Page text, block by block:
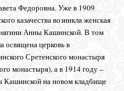
Федоровна. Уже в 1909
казачества возникла женская
Анны Кашинской. В том
освящена церковь в
Сретенского монастыря
монастыря), а в 1914 году –
Кашинской на новом кладбище